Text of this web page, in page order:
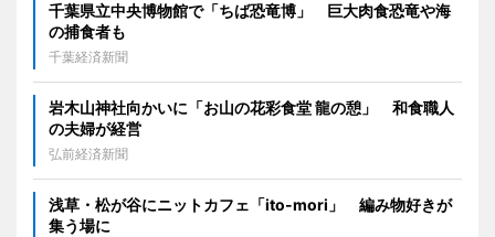
千葉県立中央博物館で「ちば恐竜博」 巨大肉食恐竜や海
の捕食者も
千葉経済新聞
岩木山神社向かいに「お山の花彩食堂 龍の憩」 和食職人
の夫婦が経営
弘前経済新聞
浅草・松が谷にニットカフェ「ito-mori」 編み物好きが
集う場に